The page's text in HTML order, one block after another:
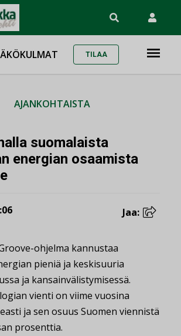
TILAA
AJANKOHTAISTA
suomalaista
energian osaamista
Jaa:
ohjelma kannustaa
pieniä ja keskisuuria
ja kansainvälistymisessä.
vienti on viime vuosina
ja sen osuus Suomen viennistä
prosenttia.